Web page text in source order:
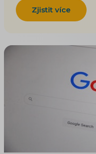
tuzemský i
expandovat a kam,
efektivně poradit s
Zjistit více